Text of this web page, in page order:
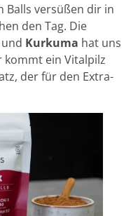
Balls versüßen dir in
den Tag. Die
und Kurkuma hat uns
kommt ein Vitalpilz
der für den Extra-